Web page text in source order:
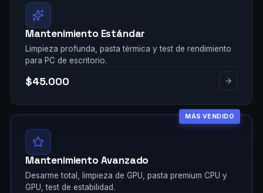
Mantenimiento Estándar
Limpieza profunda, pasta térmica y test de rendimiento
para PC de escritorio.
$45.000
MÁS VENDIDO
Mantenimiento Avanzado
Desarme total, limpieza de GPU, pasta premium CPU y
GPU, test de estabilidad.